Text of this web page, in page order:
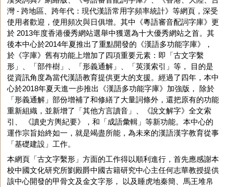
灣 - 跨地區、跨年代：現代漢語常用字頻率統計》等網頁，深受
使用者歡迎，使用頻次與日俱增。其中《粵語審音配詞字庫》更
於 2013年度香港優秀網站選舉中獲選為十大優秀網站之首。其
後本中心於2014年夏推出了重點開發的《漢語多功能字庫》，
於《字庫》舊有功能上增加了四項重要元素：即「古文字繫
形」、「部件樹」、「形義通解」、「英漢索引」等， 目的是
從資訊角度為當代漢語教育提供更大的支援。經過了四年，本中
心於2018年夏天進一步推出《漢語多功能字庫》加強版， 除於
「形義通解」部份增補了和修繕了大量詞條外，還把原有的功能
重新組織，並新增了「其他方言讀音」、《說文解字》全文索
引、 《讀史方輿紀要》，和「成語彙輯」等新功能。本中心的
運作宗旨始終如一，就是竭盡所能，為未來的漢語漢字教育從事
「基礎建設」工作。
本網頁「古文字繫形」方面的工作得以順利進行，首先應感謝本
校中國文化研究所劉殿爵中國古籍研究中心主任何志華教授提供
該中心開發的甲骨文及金文字形， 以及睡虎地秦簡、馬王堆帛